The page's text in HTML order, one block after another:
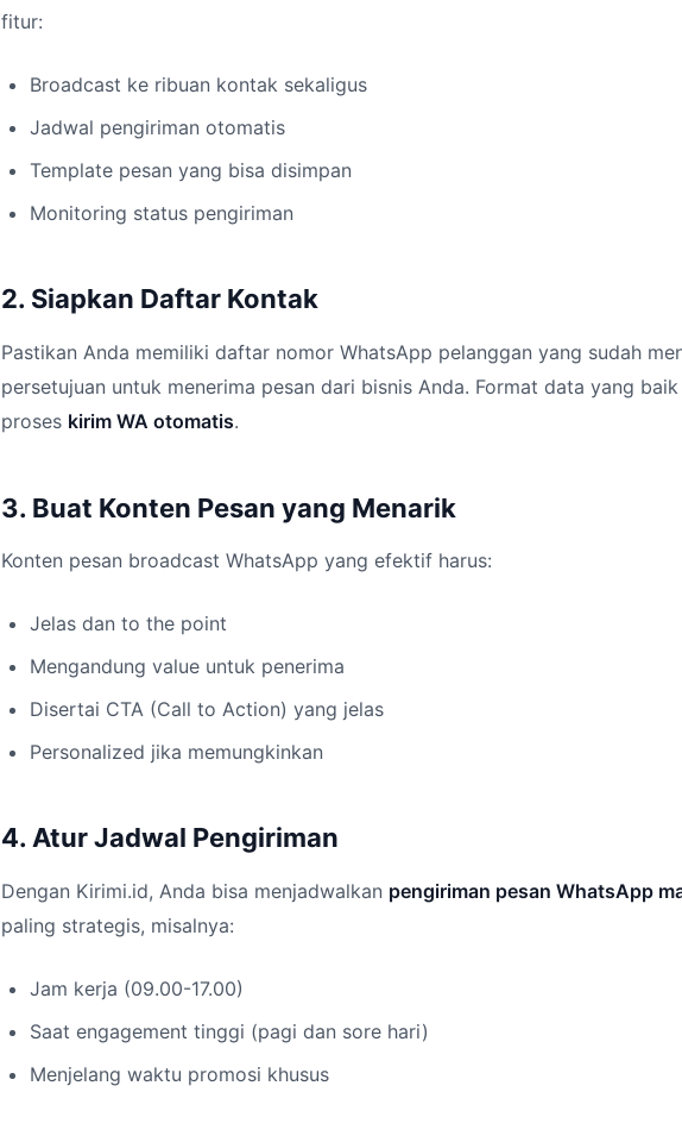
fitur:
Broadcast ke ribuan kontak sekaligus
Jadwal pengiriman otomatis
Template pesan yang bisa disimpan
Monitoring status pengiriman
2. Siapkan Daftar Kontak
Pastikan Anda memiliki daftar nomor WhatsApp pelanggan yang sudah
persetujuan untuk menerima pesan dari bisnis Anda. Format data yang
proses kirim WA otomatis.
3. Buat Konten Pesan yang Menarik
Konten pesan broadcast WhatsApp yang efektif harus:
Jelas dan to the point
Mengandung value untuk penerima
Disertai CTA (Call to Action) yang jelas
Personalized jika memungkinkan
4. Atur Jadwal Pengiriman
Dengan Kirimi.id, Anda bisa menjadwalkan pengiriman pesan WhatsApp
paling strategis, misalnya:
Jam kerja (09.00-17.00)
Saat engagement tinggi (pagi dan sore hari)
Menjelang waktu promosi khusus